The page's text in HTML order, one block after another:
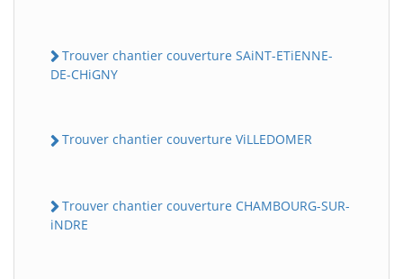
Trouver chantier couverture SAiNT-ETiENNE-
DE-CHiGNY
Trouver chantier couverture ViLLEDOMER
Trouver chantier couverture CHAMBOURG-SUR-
iNDRE